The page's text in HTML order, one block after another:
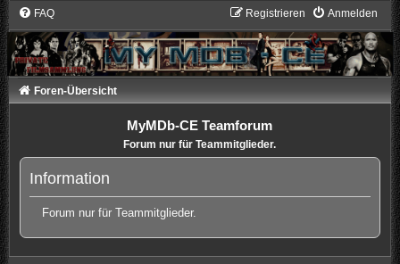
FAQ Anmelden
Registrieren
Foren-Übersicht
MyMDb-CE Teamforum
Forum nur für Teammitglieder.
Information
Forum nur für Teammitglieder.